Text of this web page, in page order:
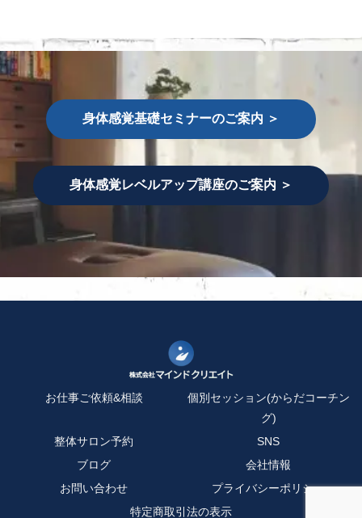
身体感覚基礎セミナーのご案内 ＞
身体感覚レベルアップ講座のご案内 ＞
お仕事ご依頼&相談
個別セッション(からだコーチン
グ)
整体サロン予約
SNS
ブログ
会社情報
お問い合わせ
プライバシーポリシー
特定商取引法の表示